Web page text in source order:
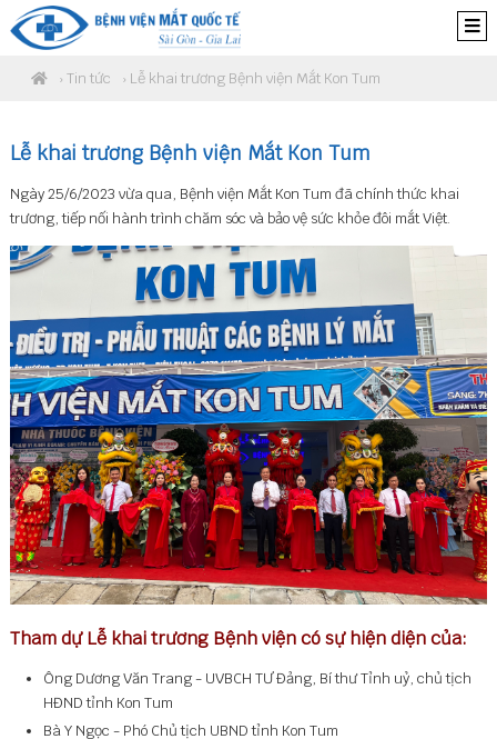
›Tin tức › Lễ khai trương Bệnh viện Mắt Kon Tum
Lễ khai trương Bệnh viện Mắt Kon Tum
Ngày 25/6/2023 vừa qua, Bệnh viện Mắt Kon Tum đã chính thức khai
trương, tiếp nối hành trình chăm sóc và bảo vệ sức khỏe đôi mắt Việt.
Tham dự Lễ khai trương Bệnh viện có sự hiện diện của:
Ông Dương Văn Trang - UVBCH TƯ Đảng, Bí thư Tỉnh uỷ, chủ tịch
HĐND tỉnh Kon Tum
Bà Y Ngọc - Phó Chủ tịch UBND tỉnh Kon Tum